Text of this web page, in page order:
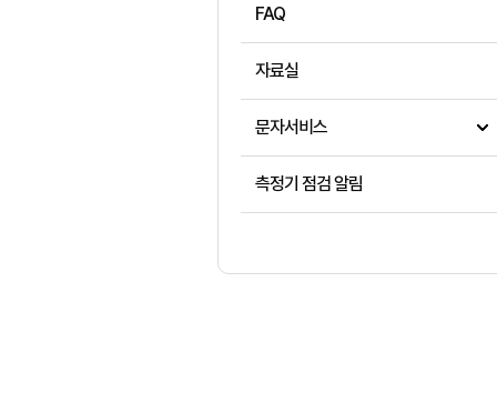
FAQ
자료실
문자서비스
측정기 점검 알림